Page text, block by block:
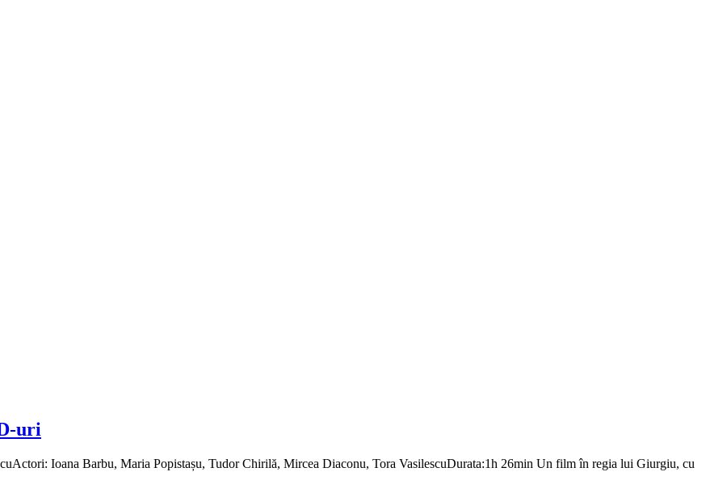
uri
Ioana Barbu, Maria Popistașu, Tudor Chirilă, Mircea Diaconu, Tora VasilescuDurata:1h 26min Un film în regia lui Giurgiu, cu